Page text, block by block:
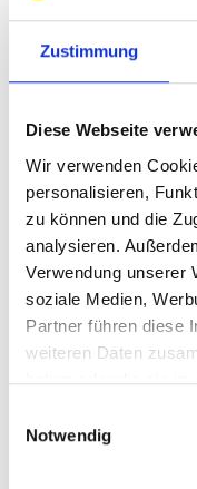
Zustimmung
Diese Webseite
Wir verwenden
personalisieren,
zu können und die
analysieren.
Verwendung unserer
soziale Medien,
Partner führen diese
weiteren Daten
haben oder die sie
Notwendig
Limiter" wird in
beim Einsatz
Weitere Infos